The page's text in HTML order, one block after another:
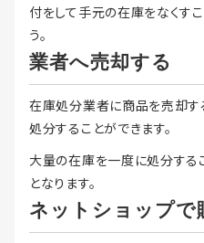
付をして手元の在庫をなくす
う。
業者へ売却する
在庫処分業者に商品を売却す
処分することができます。
大量の在庫を一度に処分す
となります。
ネットショップで